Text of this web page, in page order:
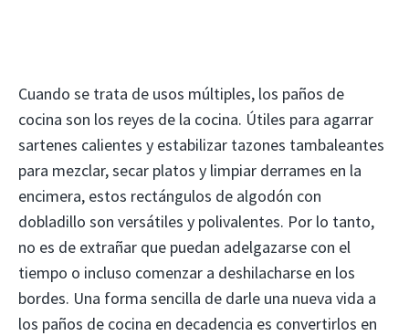
Cuando se trata de usos múltiples, los paños de
cocina son los reyes de la cocina. Útiles para agarrar
sartenes calientes y estabilizar tazones tambaleantes
para mezclar, secar platos y limpiar derrames en la
encimera, estos rectángulos de algodón con
dobladillo son versátiles y polivalentes. Por lo tanto,
no es de extrañar que puedan adelgazarse con el
tiempo o incluso comenzar a deshilacharse en los
bordes. Una forma sencilla de darle una nueva vida a
los paños de cocina en decadencia es convertirlos en